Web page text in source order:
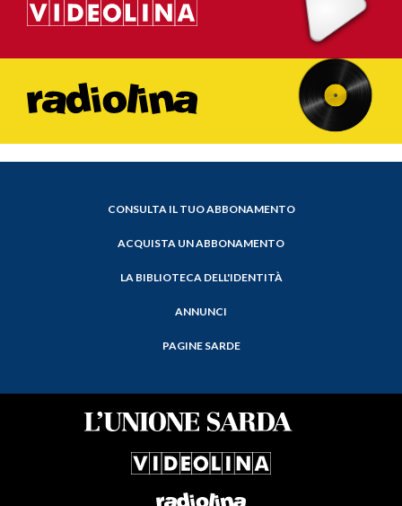
CONSULTA IL TUO ABBONAMENTO
ACQUISTA UN ABBONAMENTO
LA BIBLIOTECA DELL'IDENTITÀ
ANNUNCI
PAGINE SARDE